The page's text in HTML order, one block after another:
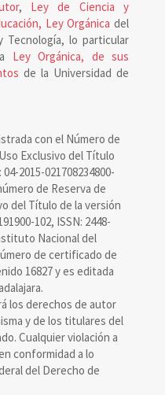
, Ley de Ciencia y
Ley Orgánica del
Tecnología, lo particular
Ley Orgánica, de sus
de la Universidad de
con el Número de
Exclusivo del Título
2015-021708234800-
de Reserva de
del Título de la versión
102, ISSN: 2448-
Nacional del
de certificado de
16827 y es editada
los derechos de autor
y de los titulares del
Cualquier violación a
conformidad a lo
del Derecho de